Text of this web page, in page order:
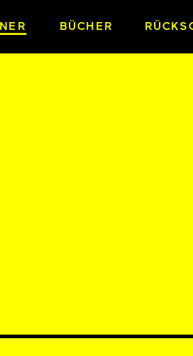
BÜCHER